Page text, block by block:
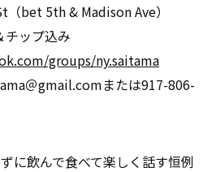
（bet 5th & Madison Ave）
チップ込み
groups/ny.saitama
＠gmail.comまたは917-806-
に飲んで食べて楽しく話す恒例